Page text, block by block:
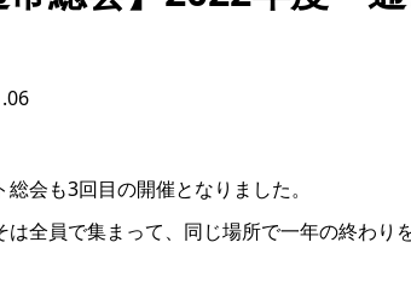
総会も3回目の開催となりました。
は全員で集まって、同じ場所で一年の終わり